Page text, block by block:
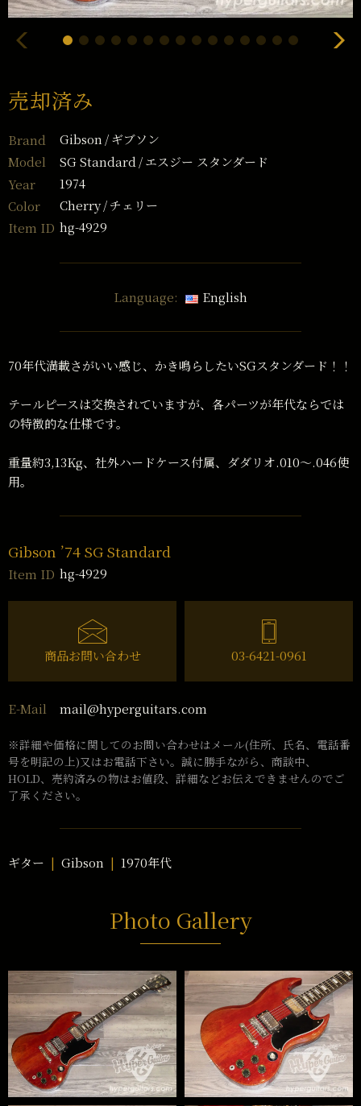
売却済み
Brand Gibson ギブソン
Model
SG Standard
エスジー スタンダード
Year
1974
Color
Cherry チェリー
Item ID hg-4929
Language: English
70年代満載さがいい感じ、かき鳴らしたいSGスタンダード！！
テールピースは交換されていますが、各パーツが年代ならでは
の特徴的な仕様です。
重量約3,13Kg、社外ハードケース付属、ダダリオ.010〜.046使
用。
Gibson ’74 SG Standard
Item ID hg-4929
商品お問い合わせ 03-6421-0961
E-Mail mail@hyperguitars.com
※詳細や価格に関してのお問い合わせはメール(住所、氏名、電話番
号を明記の上)又はお電話下さい。誠に勝手ながら、商談中、
HOLD、売約済みの物はお値段、詳細などお伝えできませんのでご
了承ください。
ギター Gibson 1970年代
Photo Gallery